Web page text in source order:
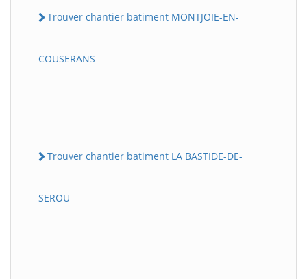
Trouver chantier batiment MONTJOIE-EN-
COUSERANS
Trouver chantier batiment LA BASTIDE-DE-
SEROU